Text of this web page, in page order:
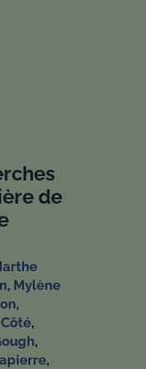
de
, Mylène
,
,
,
,